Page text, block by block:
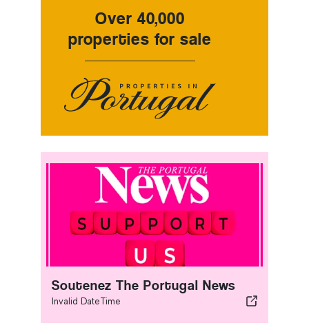
Over 40,000
properties for sale
Soutenez The Portugal News
Invalid DateTime